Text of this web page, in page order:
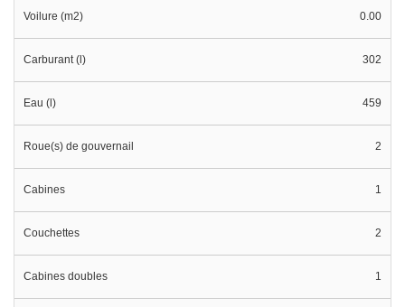
Voilure (m2) 0.00
Carburant (l) 302
Eau (l) 459
Roue(s) de gouvernail 2
Cabines 1
Couchettes 2
Cabines doubles 1